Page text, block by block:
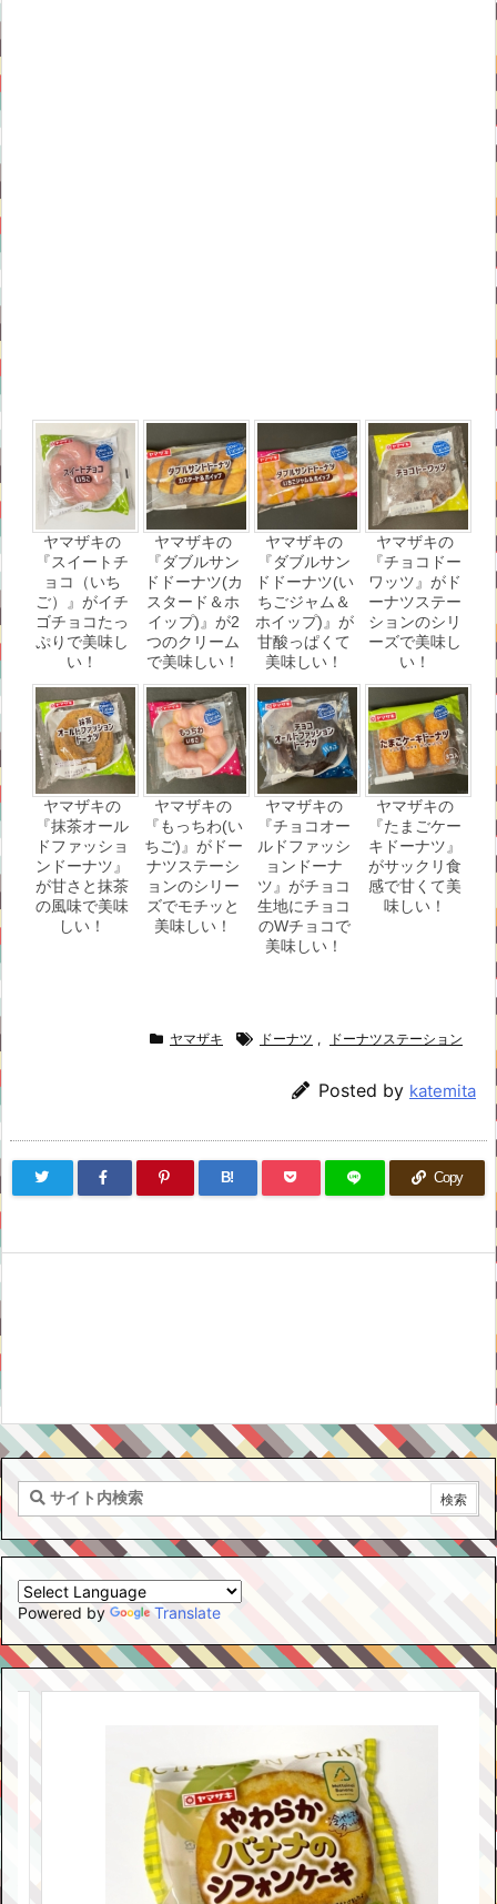
ヤマザキの
『スイートチ
ョコ（いち
ご）』がイチ
ゴチョコたっ
ぷりで美味し
い！
ヤマザキの
『ダブルサン
ドドーナツ(カ
スタード＆ホ
イップ)』が2
つのクリーム
で美味しい！
ヤマザキの
『ダブルサン
ドドーナツ(い
ちごジャム＆
ホイップ)』が
甘酸っぱくて
美味しい！
ヤマザキの
『チョコドー
ワッツ』がド
ーナツステー
ションのシリ
ーズで美味し
い！
ヤマザキの
『抹茶オール
ドファッショ
ンドーナツ』
が甘さと抹茶
の風味で美味
しい！
ヤマザキの
『もっちわ(い
ちご)』がドー
ナツステーシ
ョンのシリー
ズでモチッと
美味しい！
ヤマザキの
『チョコオー
ルドファッシ
ョンドーナ
ツ』がチョコ
生地にチョコ
のWチョコで
美味しい！
ヤマザキの
『たまごケー
キドーナツ』
がサックリ食
感で甘くて美
味しい！
ヤマザキ ドーナツ , ドーナツステーション
Posted by katemita
B! Copy
Powered by Translate